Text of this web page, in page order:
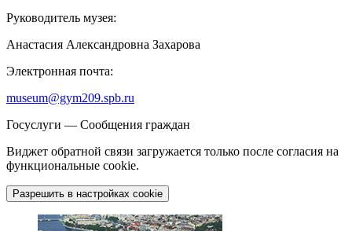
Руководитель музея:
Анастасия Александровна Захарова
Электронная почта:
museum@gym209.spb.ru
Госуслуги — Сообщения граждан
Виджет обратной связи загружается только после согласия на
функциональные cookie.
Разрешить в настройках cookie